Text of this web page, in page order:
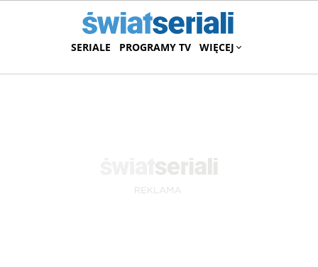
SERIALE PROGRAMY TV WIĘCEJ